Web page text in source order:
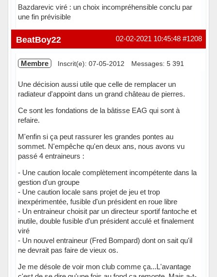
Bazdarevic viré : un choix incompréhensible conclu par
une fin prévisible
Hors ligne #1208
02-02-2021 10:45:48
BeatBoy22
Membre Inscrit(e): 07-05-2012 Messages: 5 391
Une décision aussi utile que celle de remplacer un
radiateur d'appoint dans un grand château de pierres.
Ce sont les fondations de la bâtisse EAG qui sont à
refaire.
M'enfin si ça peut rassurer les grandes pontes au
sommet. N'empêche qu'en deux ans, nous avons vu
passé 4 entraineurs :
- Une caution locale complètement incompétente dans la
gestion d'un groupe
- Une caution locale sans projet de jeu et trop
inexpérimentée, fusible d'un président en roue libre
- Un entraineur choisit par un directeur sportif fantoche et
inutile, double fusible d'un président acculé et finalement
viré
- Un nouvel entraineur (Fred Bompard) dont on sait qu'il
ne devrait pas faire de vieux os.
Je me désole de voir mon club comme ça...L'avantage